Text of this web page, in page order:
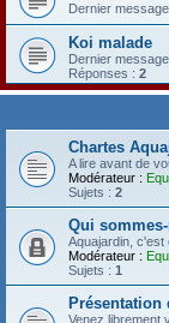
Dernier
Koi malade
Dernier
Réponses : 2
Chartes
A lire avant de
Modérateur :
Sujets : 2
Qui
Aquajardin, c'est
Modérateur :
Sujets : 1
Présentation
Venez librement